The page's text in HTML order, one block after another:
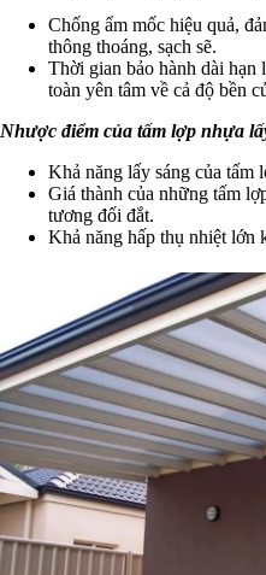
Chống ẩm mốc hiệu quả,
thông thoáng, sạch sẽ.
Thời gian bảo hành dài hạn
toàn yên tâm về cả độ bền
Nhược điểm của tấm lợp nhựa
Khả năng lấy sáng của tấm
Giá thành của những tấm
tương đối đắt.
Khả năng hấp thụ nhiệt lớn